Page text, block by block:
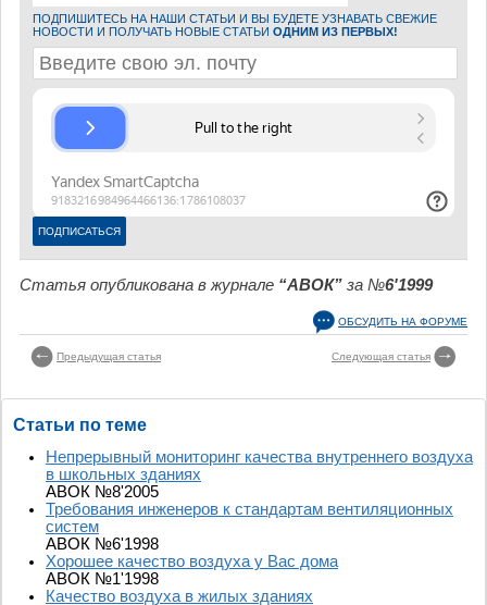
ПОДПИШИТЕСЬ НА НАШИ СТАТЬИ И ВЫ БУДЕТЕ УЗНАВАТЬ СВЕЖИЕ
НОВОСТИ И ПОЛУЧАТЬ НОВЫЕ СТАТЬИ ОДНИМ ИЗ ПЕРВЫХ!
Статья опубликована в журнале “АВОК” за №6'1999
ОБСУДИТЬ НА ФОРУМЕ
Предыдущая статья Следующая статья
Статьи по теме
Непрерывный мониторинг качества внутреннего воздуха
в школьных зданиях
АВОК №8'2005
Требования инженеров к стандартам вентиляционных
систем
АВОК №6'1998
Хорошее качество воздуха у Вас дома
АВОК №1'1998
Качество воздуха в жилых зданиях